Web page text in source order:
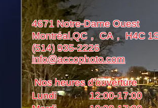
4671 Notre-Dame Ouest
Montréal,QC， CA， H4C
(514) 935-2226
info@accophoto.com
Nos heures d'ouverture
Lundi 12:00-17:00